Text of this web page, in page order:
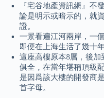
『宅谷地產資訊網』不
論是明示或暗示的，就
證。
一景看遍江河兩岸，一
即便在上海生活了幾十
這座高樓原本8層，後
俱全，在當年堪稱頂級
是因爲該大樓的開發商
首字母。